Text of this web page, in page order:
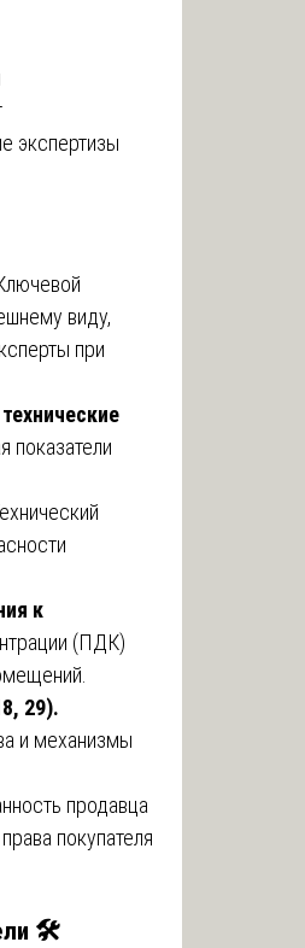
экспертизы
виду,
при
показатели
к
(ПДК)
29).
и механизмы
продавца
покупателя
🛠️